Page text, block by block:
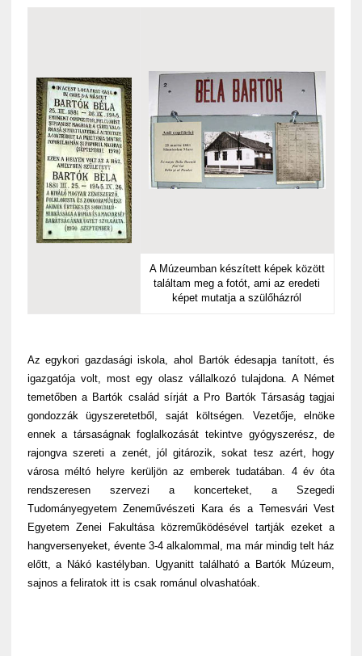
A Múzeumban készített képek között
találtam meg a fotót, ami az eredeti
képet mutatja a szülőházról
Az egykori gazdasági iskola, ahol Bartók édesapja tanított, és
igazgatója volt, most egy olasz vállalkozó tulajdona. A Német
temetőben a Bartók család sírját a Pro Bartók Társaság tagjai
gondozzák ügyszeretetből, saját költségen. Vezetője, elnöke
ennek a társaságnak foglalkozását tekintve gyógyszerész, de
rajongva szereti a zenét, jól gitározik, sokat tesz azért, hogy
városa méltó helyre kerüljön az emberek tudatában. 4 év óta
rendszeresen szervezi a koncerteket, a Szegedi
Tudományegyetem Zeneművészeti Kara és a Temesvári Vest
Egyetem Zenei Fakultása közreműködésével tartják ezeket a
hangversenyeket, évente 3-4 alkalommal, ma már mindig telt ház
előtt, a Nákó kastélyban. Ugyanitt található a Bartók Múzeum,
sajnos a feliratok itt is csak románul olvashatóak.